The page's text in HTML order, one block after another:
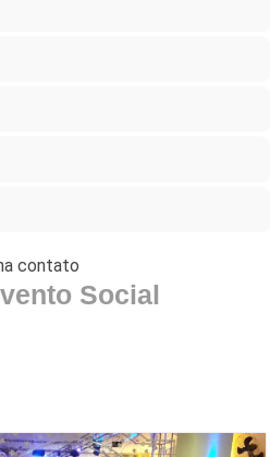
Social